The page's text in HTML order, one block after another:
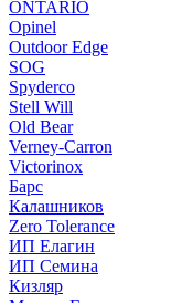
ONTARIO
Opinel
Outdoor Edge
SOG
Spyderco
Stell Will
Old Bear
Verney-Carron
Victorinox
Барс
Калашников
Zero Tolerance
ИП Елагин
ИП Семина
Кизляр